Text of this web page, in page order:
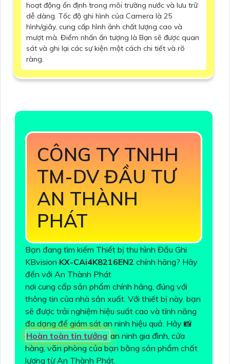
hoạt động ổn định trong môi trường nước và lưu trữ
dễ dàng. Tốc độ ghi hình của Camera là 25
hình/giây, cung cấp hình ảnh chất lượng cao và
mượt mà. Điểm nhấn ấn tượng là Bạn sẽ được quan
sát và ghi lại các sự kiện một cách chi tiết và rõ
ràng.
CÔNG TY TNHH
TM-DV ĐẦU TƯ
AN THÀNH
PHÁT
Bạn đang tìm kiếm Thiết bị thu hình Đầu Ghi
KBvision KX-CAi4K8216EN2 chính hãng? Hãy
đến với An Thành Phát
nơi cung cấp sản phẩm chính hãng, đúng với
thông tin của nhà sản xuất. Với thiết bị này, bạn
sẽ được trải nghiệm hiệu suất cao và tính năng
đa dạng để giám sát an ninh hiệu quả. Hãy 📸
Hoàn toàn tin tưởng an ninh gia đình, cửa
hàng, văn phòng của bạn bằng sản phẩm chất
lượng từ An Thành Phát.